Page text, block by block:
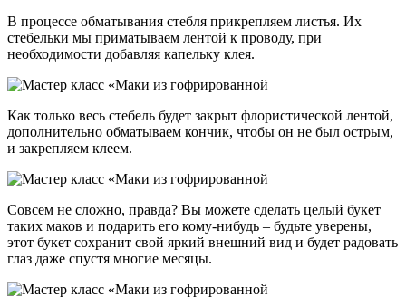
В процессе обматывания стебля прикрепляем листья. Их
стебельки мы приматываем лентой к проводу, при
необходимости добавляя капельку клея.
Как только весь стебель будет закрыт флористической лентой,
дополнительно обматываем кончик, чтобы он не был острым,
и закрепляем клеем.
Совсем не сложно, правда? Вы можете сделать целый букет
таких маков и подарить его кому-нибудь – будьте уверены,
этот букет сохранит свой яркий внешний вид и будет радовать
глаз даже спустя многие месяцы.